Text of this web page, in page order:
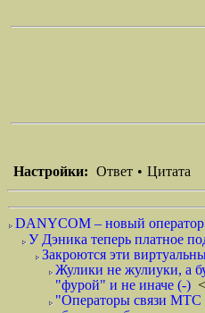
Настройки: Ответ • Цитата
DANYCOM – новый оператор
У Дэника теперь платное
Закроются эти
Жулики не жулиуки, а
"фурой" и не иначе (-) <
"Операторы связи МТС